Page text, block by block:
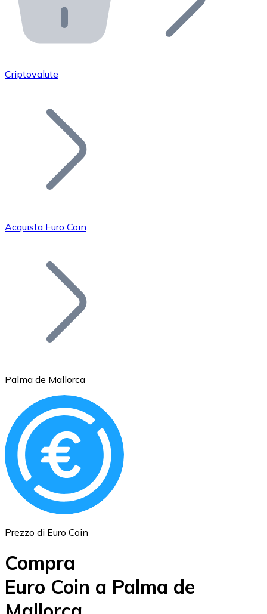
API Bitnovo
Integra la nostra API nel tuo ecosistema.
Unisciti alla nostra rete di rivenditori e
Aggiungi il token del tuo progetto al nostro servizio di
Bitcoin
Ethereum
ETH
Criptovalute
Acquista Euro Coin
Palma de Mallorca
Prezzo di Euro Coin
Compra
Euro Coin a Palma de